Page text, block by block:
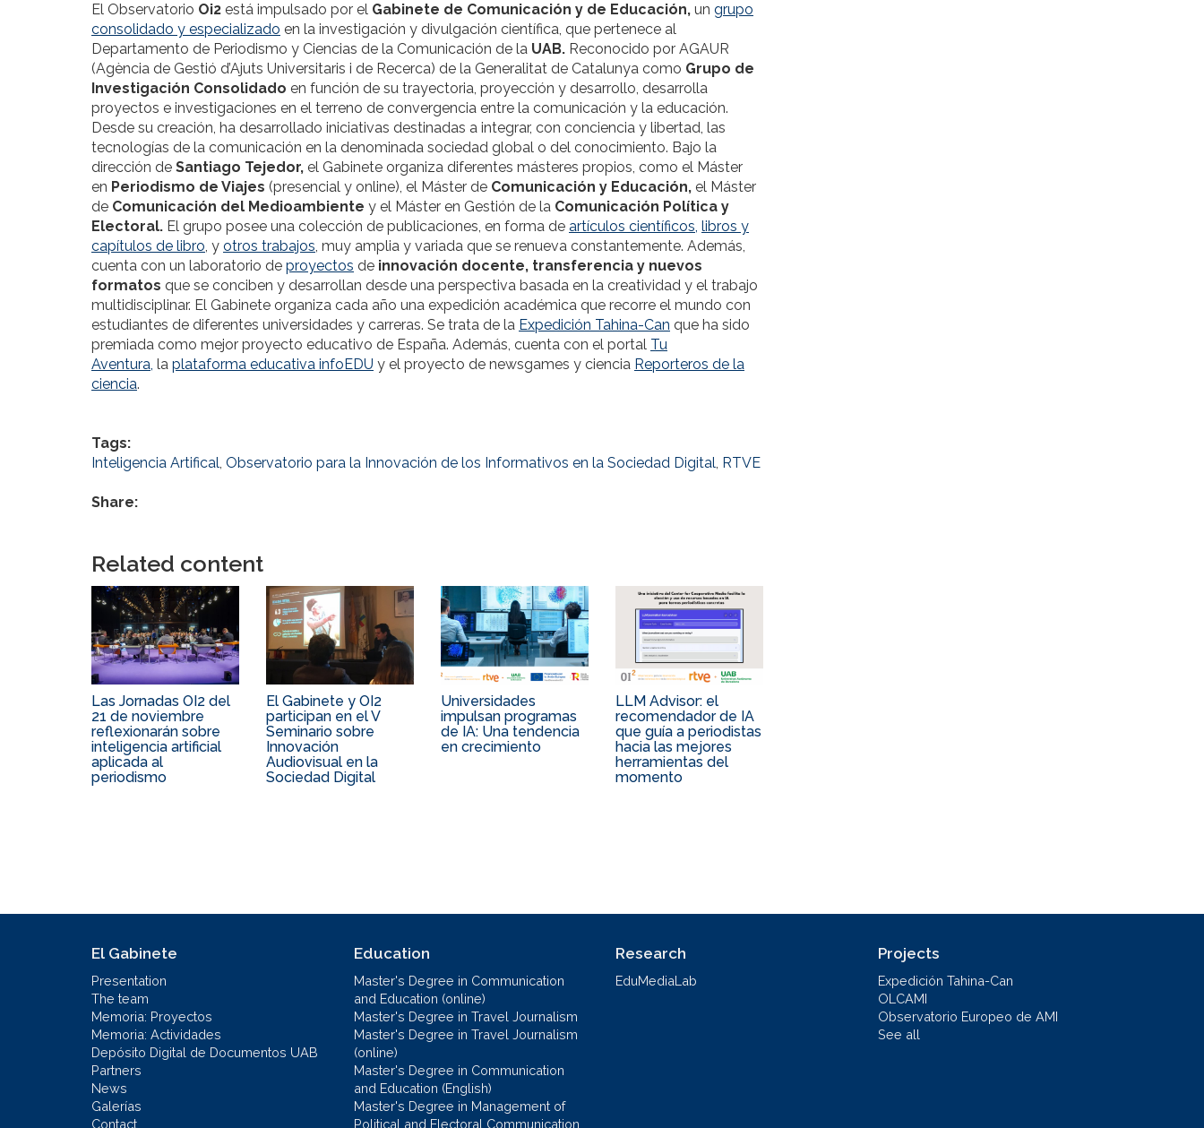
El Observatorio Oi2 está impulsado por el Gabinete de Comunicación y de Educación, un grupo
consolidado y especializado en la investigación y divulgación científica, que pertenece al
Departamento de Periodismo y Ciencias de la Comunicación de la UAB. Reconocido por AGAUR
(Agència de Gestió d’Ajuts Universitaris i de Recerca) de la Generalitat de Catalunya como Grupo de
Investigación Consolidado en función de su trayectoria, proyección y desarrollo, desarrolla
proyectos e investigaciones en el terreno de convergencia entre la comunicación y la educación.
Desde su creación, ha desarrollado iniciativas destinadas a integrar, con conciencia y libertad, las
tecnologías de la comunicación en la denominada sociedad global o del conocimiento. Bajo la
dirección de Santiago Tejedor, el Gabinete organiza diferentes másteres propios, como el Máster
en Periodismo de Viajes (presencial y online), el Máster de Comunicación y Educación, el Máster
de Comunicación del Medioambiente y el Máster en Gestión de la Comunicación Política y
Electoral. El grupo posee una colección de publicaciones, en forma de artículos científicos, libros y
capítulos de libro, y otros trabajos, muy amplia y variada que se renueva constantemente. Además,
cuenta con un laboratorio de proyectos de innovación docente, transferencia y nuevos
formatos que se conciben y desarrollan desde una perspectiva basada en la creatividad y el trabajo
multidisciplinar. El Gabinete organiza cada año una expedición académica que recorre el mundo con
estudiantes de diferentes universidades y carreras. Se trata de la Expedición Tahina-Can que ha sido
premiada como mejor proyecto educativo de España. Además, cuenta con el portal Tu
Aventura, la plataforma educativa infoEDU y el proyecto de newsgames y ciencia Reporteros de la
ciencia.
Tags:
Inteligencia Artifical, Observatorio para la Innovación de los Informativos en la Sociedad Digital, RTVE
Share:
Related content
Las Jornadas OI2 del
21 de noviembre
reflexionarán sobre
inteligencia artificial
aplicada al
periodismo
El Gabinete y OI2
participan en el V
Seminario sobre
Innovación
Audiovisual en la
Sociedad Digital
Universidades
impulsan programas
de IA: Una tendencia
en crecimiento
LLM Advisor: el
recomendador de IA
que guía a periodistas
hacia las mejores
herramientas del
momento
El Gabinete
Presentation
The team
Memoria: Proyectos
Memoria: Actividades
Depósito Digital de Documentos UAB
Partners
News
Galerías
Contact
Education
Master's Degree in Communication
and Education (online)
Master's Degree in Travel Journalism
Master's Degree in Travel Journalism
(online)
Master's Degree in Communication
and Education (English)
Master's Degree in Management of
Political and Electoral Communication
Research
EduMediaLab
Projects
Expedición Tahina-Can
OLCAMI
Observatorio Europeo de AMI
See all